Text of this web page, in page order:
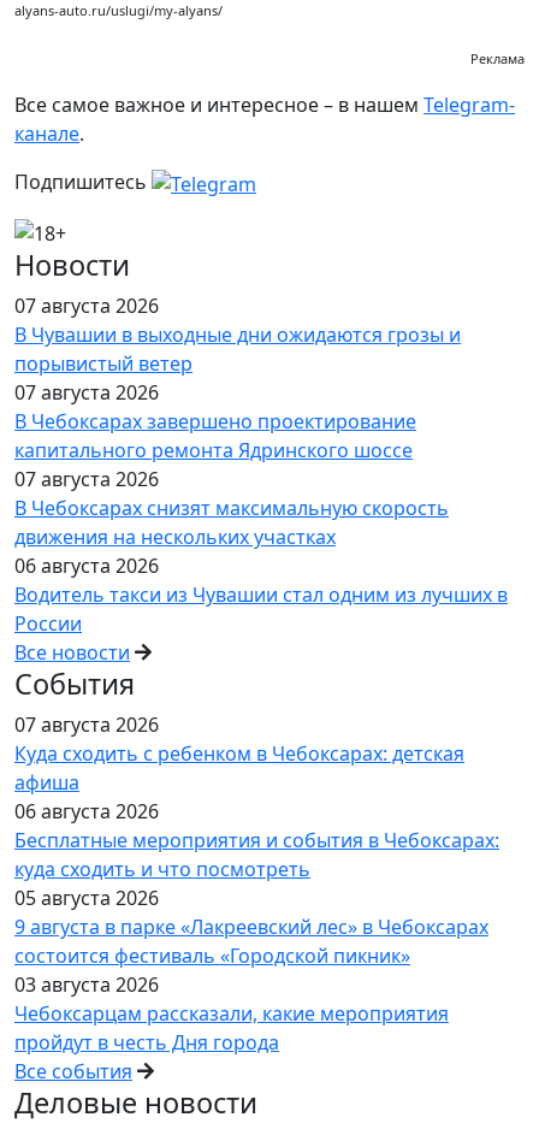
alyans-auto.ru/uslugi/my-alyans/
Реклама
Все самое важное и интересное – в нашем Telegram-
канале.
Подпишитесь
Новости
07 августа 2026
В Чувашии в выходные дни ожидаются грозы и
порывистый ветер
07 августа 2026
В Чебоксарах завершено проектирование
капитального ремонта Ядринского шоссе
07 августа 2026
В Чебоксарах снизят максимальную скорость
движения на нескольких участках
06 августа 2026
Водитель такси из Чувашии стал одним из лучших в
России
Все новости
События
07 августа 2026
Куда сходить с ребенком в Чебоксарах: детская
афиша
06 августа 2026
Бесплатные мероприятия и события в Чебоксарах:
куда сходить и что посмотреть
05 августа 2026
9 августа в парке «Лакреевский лес» в Чебоксарах
состоится фестиваль «Городской пикник»
03 августа 2026
Чебоксарцам рассказали, какие мероприятия
пройдут в честь Дня города
Все события
Деловые новости